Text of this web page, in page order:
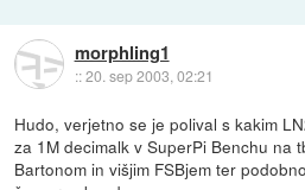
morphling1
::20. sep 2003, 02:21
Hudo, verjetno se je polival s kakim
za 1M decimalk v SuperPi Benchu na
Bartonom in višjim FSBjem ter